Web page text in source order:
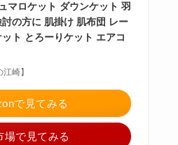
マロケット ダウンケット 羽
の方に 肌掛け 肌布団 レー
ト とろーりケット エアコ
崎】
で見てみる
場で見てみる